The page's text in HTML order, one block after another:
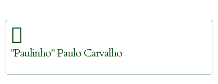
"Paulinho" Paulo Carvalho